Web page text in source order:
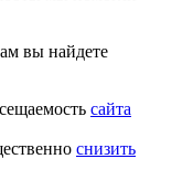
вы найдете
сайта
снизить